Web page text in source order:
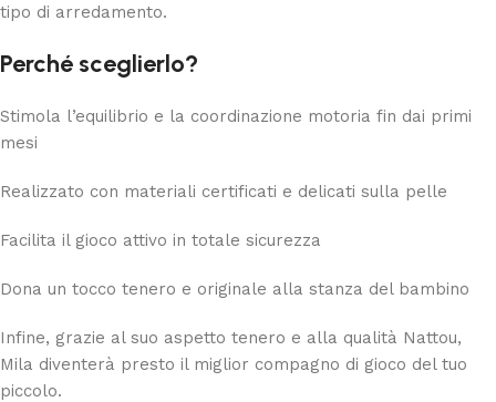
tipo di arredamento.
Perché sceglierlo?
Stimola l’equilibrio e la coordinazione motoria fin dai primi
mesi
Realizzato con materiali certificati e delicati sulla pelle
Facilita il gioco attivo in totale sicurezza
Dona un tocco tenero e originale alla stanza del bambino
Infine, grazie al suo aspetto tenero e alla qualità Nattou,
Mila diventerà presto il miglior compagno di gioco del tuo
piccolo.